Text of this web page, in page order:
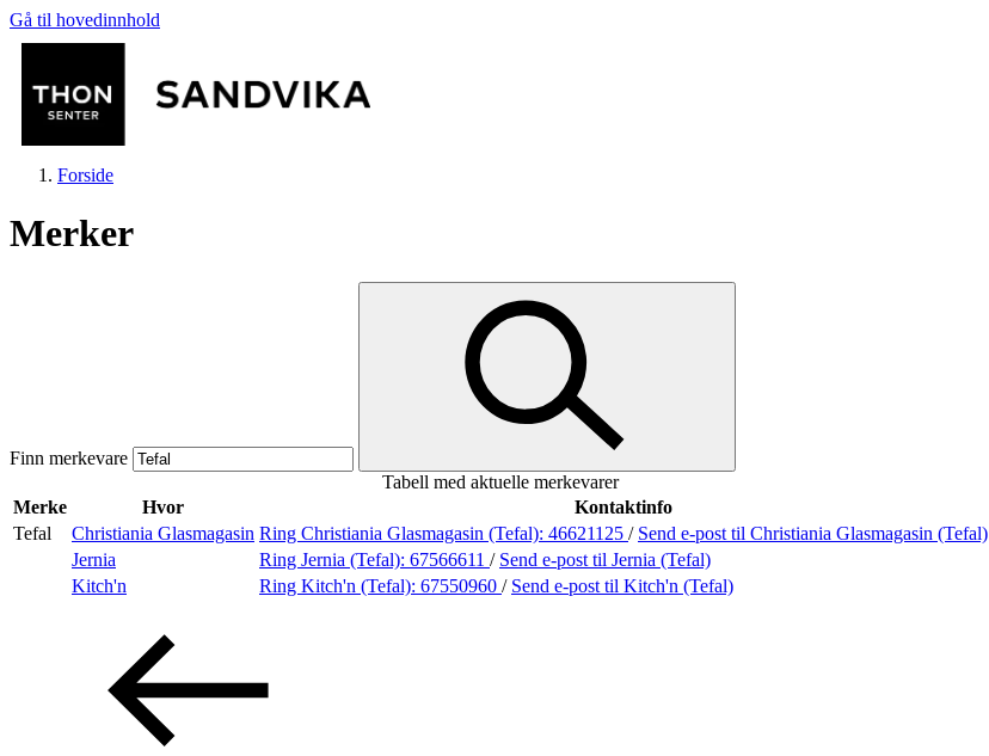
Gå til hovedinnhold
Mat og drikke
Helse
Aktiviteter
Tilbud
Merker
Forside
Merker
Finn merkevare
Tabell med aktuelle merkevarer
Merke
Hvor
Kontaktinfo
Tefal
Christiania Glasmagasin Ring Christiania Glasmagasin (Tefal): 46621125 / Send e-post til Christiania Glasmagasin (Tefal)
Jernia
Ring Jernia (Tefal): 67566611 / Send e-post til Jernia (Tefal)
Kitch'n
Ring Kitch'n (Tefal): 67550960 / Send e-post til Kitch'n (Tefal)